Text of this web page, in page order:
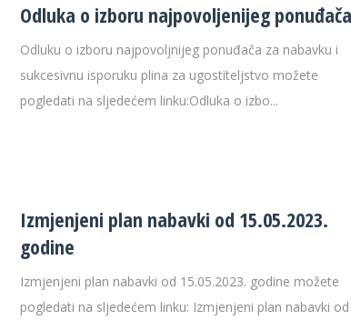
Odluka o izboru najpovoljenijeg ponuđača
Odluku o izboru najpovoljnijeg ponuđača za nabavku i
sukcesivnu isporuku plina za ugostiteljstvo možete
pogledati na sljedećem linku:Odluka o izbo...
Izmjenjeni plan nabavki od 15.05.2023.
godine
Izmjenjeni plan nabavki od 15.05.2023. godine možete
pogledati na sljedećem linku: Izmjenjeni plan nabavki od